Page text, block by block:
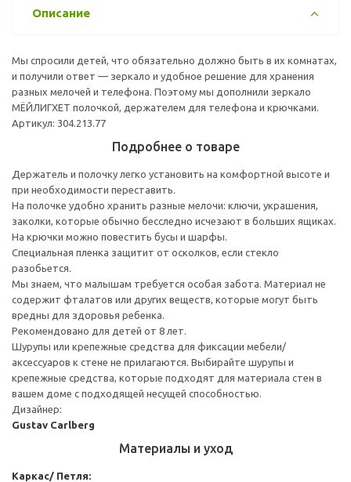
Описание
Мы спросили детей, что обязательно должно быть в их комнатах,
и получили ответ — зеркало и удобное решение для хранения
разных мелочей и телефона. Поэтому мы дополнили зеркало
МЁЙЛИГХЕТ полочкой, держателем для телефона и крючками.
Артикул: 304.213.77
Подробнее о товаре
Держатель и полочку легко установить на комфортной высоте и
при необходимости переставить.
На полочке удобно хранить разные мелочи: ключи, украшения,
заколки, которые обычно бесследно исчезают в больших ящиках.
На крючки можно повестить бусы и шарфы.
Специальная пленка защитит от осколков, если стекло
разобьется.
Мы знаем, что малышам требуется особая забота. Материал не
содержит фталатов или других веществ, которые могут быть
вредны для здоровья ребенка.
Рекомендовано для детей от 8 лет.
Шурупы или крепежные средства для фиксации мебели/
аксессуаров к стене не прилагаются. Выбирайте шурупы и
крепежные средства, которые подходят для материала стен в
вашем доме с подходящей несущей способностью.
Дизайнер:
Gustav Carlberg
Материалы и уход
Каркас/ Петля: